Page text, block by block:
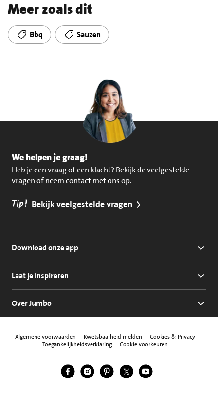
Meer zoals dit
Bbq Sauzen
We helpen je graag!
Heb je een vraag of een klacht? Bekijk de veelgestelde
vragen of neem contact met ons op.
Tip! Bekijk veelgestelde vragen
Download onze app
Laat je inspireren
Over Jumbo
Algemene voorwaarden Kwetsbaarheid melden
Cookies & Privacy
Toegankelijkheidsverklaring
Cookie voorkeuren
Volg ons
Jumbo Facebook
Jumbo Instagram
Jumbo Pinterest
Jumbo Twitter
Jumbo YouTube